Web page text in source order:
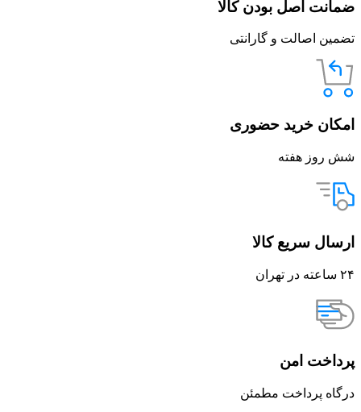
ضمانت اصل بودن کالا
تضمین اصالت و گارانتی
امکان خرید حضوری
شش روز هفته
ارسال سریع کالا
۲۴ ساعته در تهران
پرداخت امن
درگاه پرداخت مطمئن